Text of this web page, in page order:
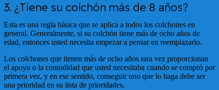
3. ¿Tiene su colchón más de 8 años?
Esta es una regla básica que se aplica a todos los colchones en
general. Generalmente, si su colchón tiene más de ocho años de
edad, entonces usted necesita empezar a pensar en reemplazarlo.
Los colchones que tienen más de ocho años rara vez proporcionan
el apoyo o la comodidad que usted necesitaba cuando se compró por
primera vez, y en ese sentido, conseguir uno que lo haga debe ser
una prioridad en su lista de prioridades.